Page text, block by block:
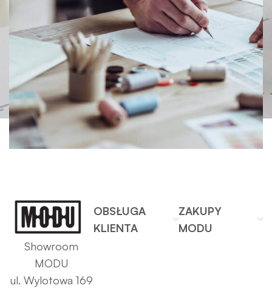
Showroom
MODU
ul. Wylotowa 169
OBSŁUGA
KLIENTA
ZAKUPY
MODU